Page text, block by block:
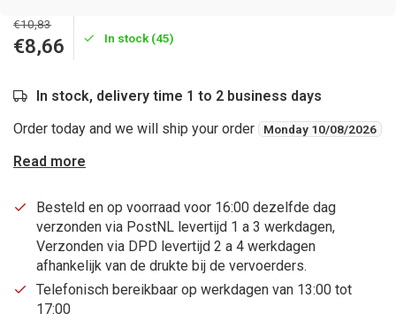
€10,83
€8,66 In stock (45)
In stock, delivery time 1 to 2 business days
Order today and we will ship your order
Monday 10/08/2026
Read more
Besteld en op voorraad voor 16:00 dezelfde dag
verzonden via PostNL levertijd 1 a 3 werkdagen,
Verzonden via DPD levertijd 2 a 4 werkdagen
afhankelijk van de drukte bij de vervoerders.
Telefonisch bereikbaar op werkdagen van 13:00 tot
17:00